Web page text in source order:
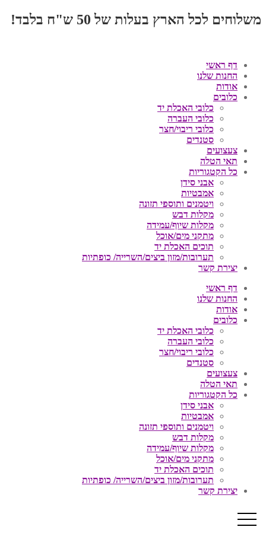
משלוחים לכל הארץ בעלות של 50 ש"ח בלבד!
דף ראשי
החנות שלנו
אודות
כלובים
כלובי האכלת יד
כלובי העברה
כלובי ריבוי/חצר
סטנדים
צעצועים
תאי הטלה
כל הקטגוריות
אבני סידן
אמבטיות
ויטמנים ותוספי תזונה
מקלות דבש
מקלות שיוף/עמידה
מתקני מים/אוכל
תוכים האכלת יד
תערובות/מזון ביצים/השרייה/ כופתיות
יצירת קשר
דף ראשי
החנות שלנו
אודות
כלובים
כלובי האכלת יד
כלובי העברה
כלובי ריבוי/חצר
סטנדים
צעצועים
תאי הטלה
כל הקטגוריות
אבני סידן
אמבטיות
ויטמנים ותוספי תזונה
מקלות דבש
מקלות שיוף/עמידה
מתקני מים/אוכל
תוכים האכלת יד
תערובות/מזון ביצים/השרייה/ כופתיות
יצירת קשר